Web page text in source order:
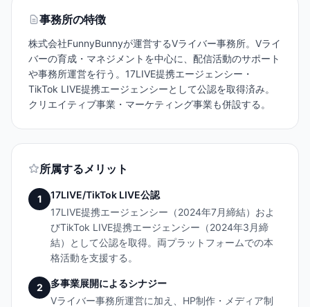
事務所の特徴
株式会社FunnyBunnyが運営するVライバー事務所。Vライ
バーの育成・マネジメントを中心に、配信活動のサポート
や事務所運営を行う。17LIVE提携エージェンシー・
TikTok LIVE提携エージェンシーとして公認を取得済み。
クリエイティブ事業・マーケティング事業も併設する。
所属するメリット
1
17LIVE/TikTok LIVE公認
17LIVE提携エージェンシー（2024年7月締結）およ
びTikTok LIVE提携エージェンシー（2024年3月締
結）として公認を取得。両プラットフォームでの本
格活動を支援する。
2
多事業展開によるシナジー
Vライバー事務所運営に加え、HP制作・メディア制